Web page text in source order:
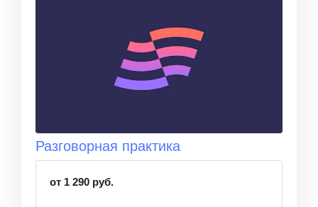
Разговорная практика
от 1 290 руб.